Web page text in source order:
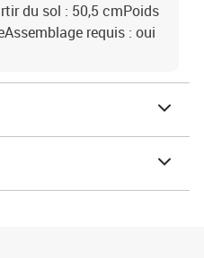
du sol : 50,5 cmPoids
requis : oui